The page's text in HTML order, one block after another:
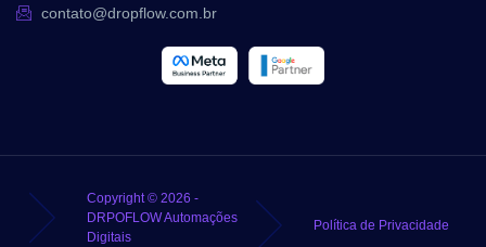
contato@dropflow.com.br
Copyright © 2026 -
DRPOFLOW Automações
Digitais
Política de Privacidade